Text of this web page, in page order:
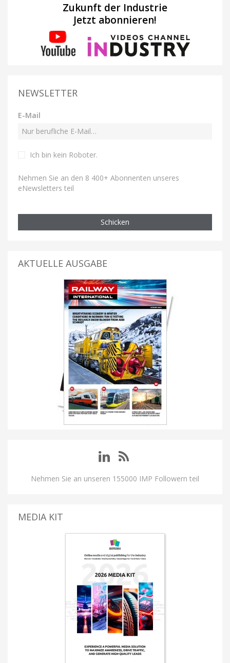
Zukunft der Industrie
Jetzt abonnieren!
NEWSLETTER
E-Mail
Ich bin kein Roboter.
Nehmen Sie an den 8 400+ Abonnenten unseres
eNewsletters teil
Schicken
AKTUELLE AUSGABE
Nehmen Sie an unseren 155000 IMP Followern teil
MEDIA KIT